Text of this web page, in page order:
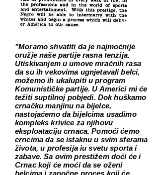
"Moramo shvatiti da je najmoćnije
oružje naše partije rasna tenzija.
Utiskivanjem u umove mračnih rasa
da su ih vekovima ugnjetavali belci,
možemo ih ukalupiti u program
Komunističke partije. U Americi mi će
težiti suptilnoj pobjedi. Dok huškamo
crnačku manjinu na bijelce,
nastojaćemo da bijelcima usadimo
kompleks krivice za njihovu
eksploataciju crnaca. Pomoći ćemo
crncima da se istaknu u svim sferama
života, u profesija iu svetu sporta i
zabave. Sa ovim prestižem doći će i
Crnac koji će moći da se oženi
belcima i započne proces koji će